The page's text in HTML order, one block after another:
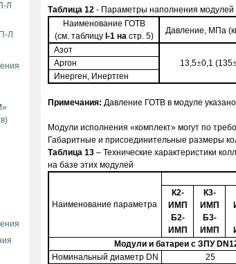
Л
Л
Таблица 12 - Параметры наполнения
Наименование ГОТВ
(см. таблицу I-1 настр. 5)
Давление, МПа
Азот
13,5±0,1 (135±
Аргон
Инерген, Инертген
Примечания: Давление ГОТВ в модуле
Модули исполнения «комплект» могут по
Габаритные и присоединительные размеры
Таблица 13 – Технические характеристики
на базе этих модулей
Наименование параметра
К2-
ИМП
Б2-
ИМП
К3-
ИМП
Б3-
ИМП
Модули и батареи с ЗПУ DN
Номинальный диаметр DN 25